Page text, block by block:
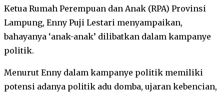
Ketua Rumah Perempuan dan Anak (RPA) Provinsi
Lampung, Enny Puji Lestari menyampaikan,
bahayanya ‘anak-anak’ dilibatkan dalam kampanye
politik.
Menurut Enny dalam kampanye politik memiliki
potensi adanya politik adu domba, ujaran kebencian,